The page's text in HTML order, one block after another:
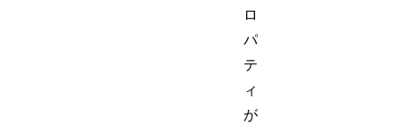
ロ
パ
テ
ィ
が